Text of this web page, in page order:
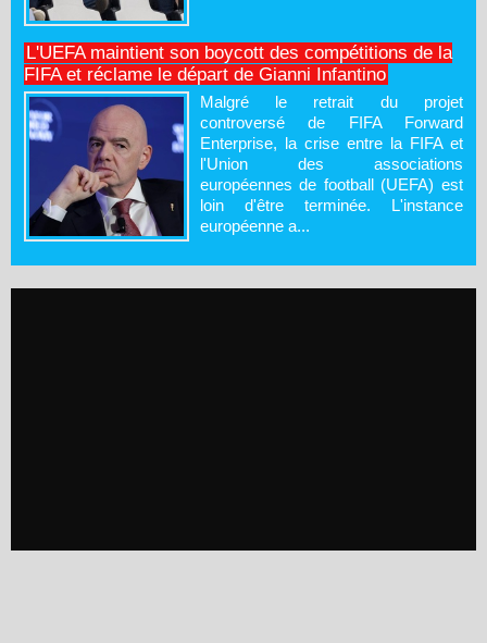
L'UEFA maintient son boycott des compétitions de la
FIFA et réclame le départ de Gianni Infantino
Malgré le retrait du projet
controversé de FIFA Forward
Enterprise, la crise entre la FIFA et
l'Union des associations
européennes de football (UEFA) est
loin d'être terminée. L'instance
européenne a...